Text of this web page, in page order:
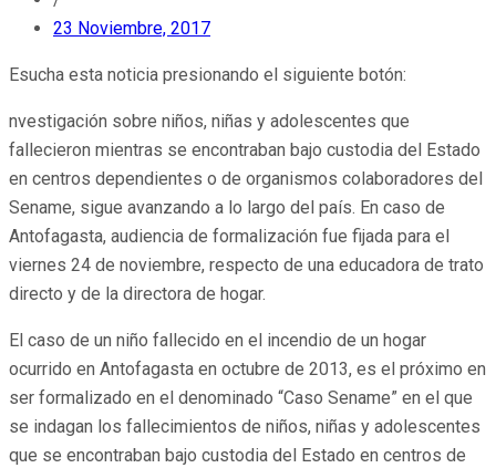
23 Noviembre, 2017
Esucha esta noticia presionando el siguiente botón:
nvestigación sobre niños, niñas y adolescentes que
fallecieron mientras se encontraban bajo custodia del Estado
en centros dependientes o de organismos colaboradores del
Sename, sigue avanzando a lo largo del país. En caso de
Antofagasta, audiencia de formalización fue fijada para el
viernes 24 de noviembre, respecto de una educadora de trato
directo y de la directora de hogar.
El caso de un niño fallecido en el incendio de un hogar
ocurrido en Antofagasta en octubre de 2013, es el próximo en
ser formalizado en el denominado “Caso Sename” en el que
se indagan los fallecimientos de niños, niñas y adolescentes
que se encontraban bajo custodia del Estado en centros de